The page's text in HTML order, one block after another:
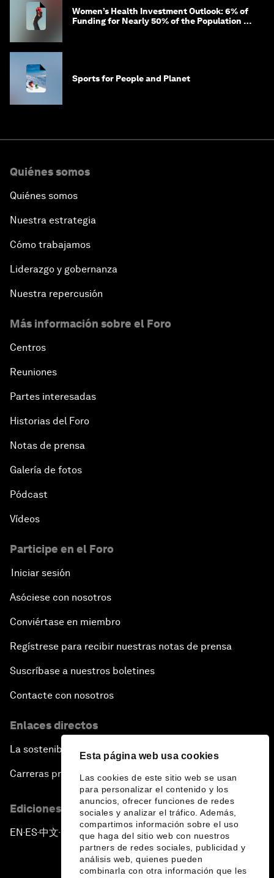
Esta página web usa cookies
Las cookies de este sitio web se usan
para personalizar el contenido y los
anuncios, ofrecer funciones de redes
sociales y analizar el tráfico. Además,
compartimos información sobre el uso
que haga del sitio web con nuestros
partners de redes sociales, publicidad y
análisis web, quienes pueden
combinarla con otra información que les
Women’s Health Investment Outlook: 6% of
Funding for Nearly 50% of the Population –
Sports for People and Planet
Quiénes somos
Quiénes somos
Nuestra estrategia
Cómo trabajamos
Liderazgo y gobernanza
Nuestra repercusión
Más información sobre el Foro
Centros
Reuniones
Partes interesadas
Historias del Foro
Notas de prensa
Galería de fotos
Pódcast
Vídeos
Participe en el Foro
Iniciar sesión
Asóciese con nosotros
Conviértase en miembro
Regístrese para recibir nuestras notas de prensa
Suscríbase a nuestros boletines
Contacte con nosotros
Enlaces directos
La sostenibilidad en el Foro
Carreras profesionales
Ediciones en otros idiomas
EN ▪ES▪中文▪ 日本語